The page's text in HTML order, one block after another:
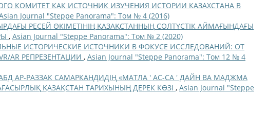
КОМИТЕТ КАК ИСТОЧНИК ИЗУЧЕНИЯ ИСТОРИИ КАЗАХСТАНА В
Journal "Steppe Panorama": Том № 4 (2016)
РЕСЕЙ ӨКІМЕТІНІҢ ҚАЗАҚСТАННЫҢ СОЛТҮСТІК АЙМАҒЫНДАҒЫ
, Asian Journal "Steppe Panorama": Том № 2 (2020)
ИСТОРИЧЕСКИЕ ИСТОЧНИКИ В ФОКУСЕ ИССЛЕДОВАНИЙ: ОТ
AR РЕПРЕЗЕНТАЦИИ , Asian Journal "Steppe Panorama": Том 12 № 4
АР-РАЗЗАК САМАРКАНДИДІҢ «МАТЛА ' АС-СА ' ДАЙН ВА МАДЖМА
ҚАЗАҚСТАН ТАРИХЫНЫҢ ДЕРЕК КӨЗІ , Asian Journal "Steppe